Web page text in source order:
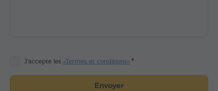
J'accepte les «Termes et conditions»
Envoyer